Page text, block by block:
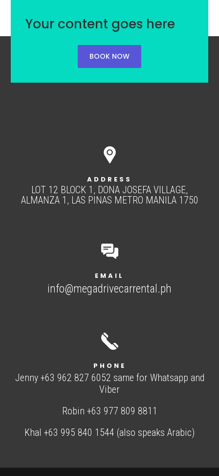
Your content goes here
BOOK NOW
ADDRESS
LOT 12 BLOCK 1, DONA JOSEFA VILLAGE,
ALMANZA 1, LAS PINAS METRO MANILA 1750
EMAIL
info@megadrivecarrental.ph
PHONE
Jenny +63 962 827 6052 same for Whatsapp and
Viber
Robin +63 977 809 8811
Khal +63 995 840 1544 (also speaks Arabic)